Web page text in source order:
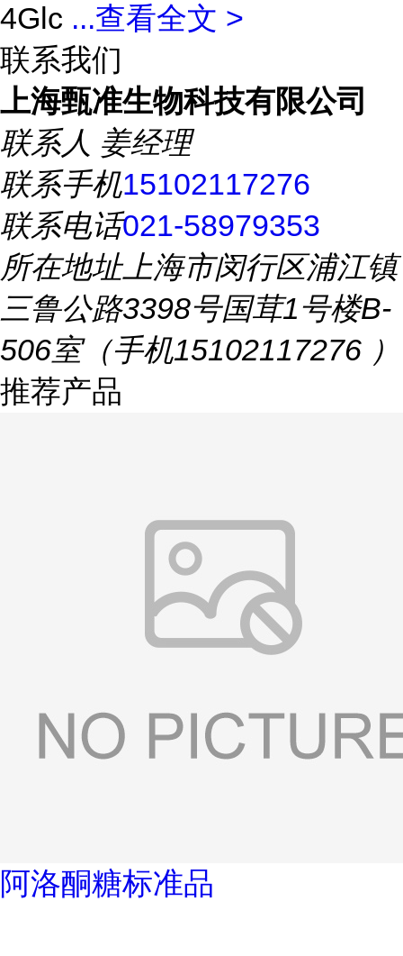
4Glc ...查看全文 >
联系我们
上海甄准生物科技有限公司
联系人 姜经理
联系手机15102117276
联系电话021-58979353
所在地址上海市闵行区浦江镇
三鲁公路3398号国茸1号楼B-
506室（手机15102117276 ）
推荐产品
阿洛酮糖标准品